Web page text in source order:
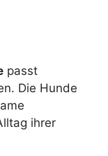
passt
Die Hunde
ihrer